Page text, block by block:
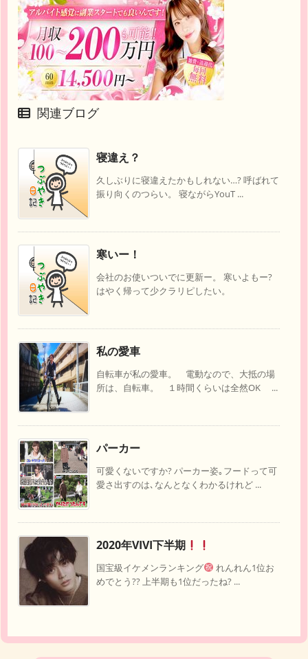
関連ブログ
寝違え？
久しぶりに寝違えたかもしれない…? 呼ばれて
振り向くのつらい。 寝ながらYouT ...
寒いー！
会社のお使いついでに更新ー。 寒いよもー?
はやく帰って少クラリピしたい。
私の愛車
自転車が私の愛車。 電動なので、大抵の場
所は、自転車。 １時間くらいは全然OK ...
パーカー
可愛くないですか? パーカー姿｡フードって可
愛さ出すのは､なんとなくわかるけれど ...
2020年VIVI下半期
国宝級イケメンランキング
れんれん1位お
めでとう?? 上半期も1位だったね? ...